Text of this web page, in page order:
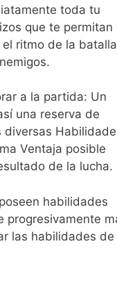
toda tu
que te permitan
ritmo de la
a la partida: Un
una reserva de
diversas
Ventaja posible
de la lucha.
habilidades
progresivamente
las habilidades de